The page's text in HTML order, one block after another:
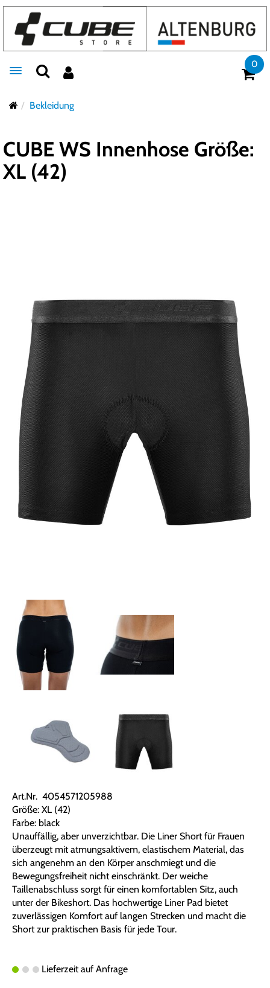
Toggle navigation
0
Bekleidung
CUBE WS Innenhose Größe:
XL (42)
Art.Nr. 4054571205988
Größe: XL (42)
Farbe: black
Unauffällig, aber unverzichtbar. Die Liner Short für Frauen
überzeugt mit atmungsaktivem, elastischem Material, das
sich angenehm an den Körper anschmiegt und die
Bewegungsfreiheit nicht einschränkt. Der weiche
Taillenabschluss sorgt für einen komfortablen Sitz, auch
unter der Bikeshort. Das hochwertige Liner Pad bietet
zuverlässigen Komfort auf langen Strecken und macht die
Short zur praktischen Basis für jede Tour.
Lieferzeit auf Anfrage